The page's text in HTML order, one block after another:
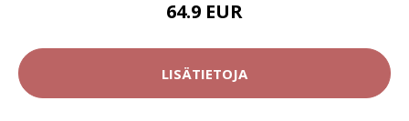
64.9 EUR
LISÄTIETOJA